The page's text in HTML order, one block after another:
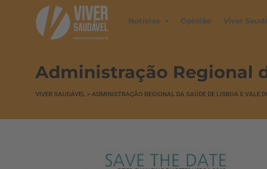
Notícias Opinião Viver
Administração Regional
VIVER SAUDÁVEL > ADMINISTRAÇÃO REGIONAL DA SAÚDE DE LISBOA E VALE